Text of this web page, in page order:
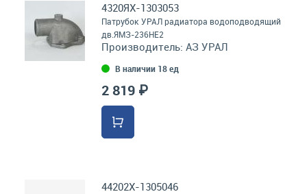
4320ЯХ-1303053
Патрубок УРАЛ радиатора водоподводящий
дв.ЯМЗ-236НЕ2
Производитель: АЗ УРАЛ
В наличии 18 ед
2 819 ₽
44202Х-1305046